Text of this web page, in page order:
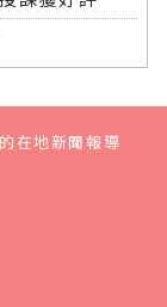
在地新聞報導